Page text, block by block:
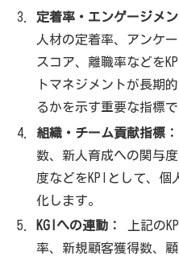
定着率・エンゲージメン
人材の定着率、アンケ
スコア、離職率などを
トマネジメントが長期
るかを示す重要な指標で
組織・チーム貢献指標：
数、新人育成への関与
度などをKPIとして、個
化します。
KGIへの連動：
上記の
率、新規顧客獲得数、